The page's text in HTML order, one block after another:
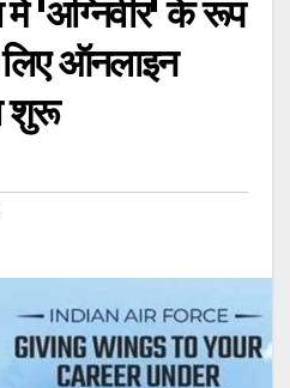
में 'अग्निवीर' के रूप
ऑनलाइन
शुरू